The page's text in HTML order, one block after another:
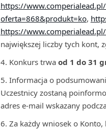
https://
oferta=868&produkt=ko,
https://
największej liczby tych kont,
Konkurs trwa od 1 do 31
Informacja o
Uczestnicy zostaną
adres e-mail wskazany
Za każdy wniosek o